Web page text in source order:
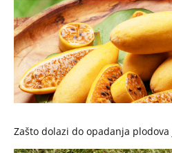
Zašto dolazi do opadanja